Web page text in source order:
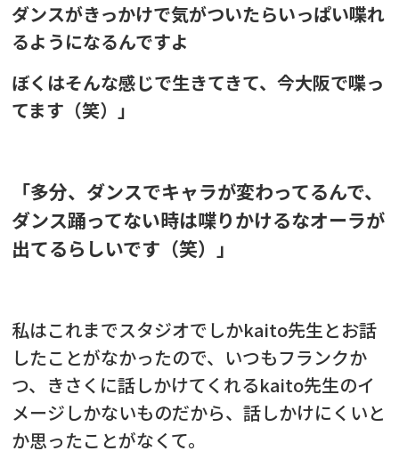
ダンスがきっかけで気がついたらいっぱい喋れ
るようになるんですよ
ぼくはそんな感じで生きてきて、今大阪で喋っ
てます（笑）」
「多分、ダンスでキャラが変わってるんで、
ダンス踊ってない時は喋りかけるなオーラが
出てるらしいです（笑）」
私はこれまでスタジオでしかkaito先生とお話
したことがなかったので、いつもフランクか
つ、きさくに話しかけてくれるkaito先生のイ
メージしかないものだから、話しかけにくいと
か思ったことがなくて。